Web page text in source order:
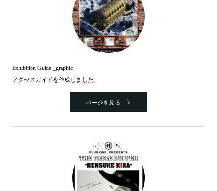
Exhibition Guide _graphic
アクセスガイドを作成しました。
ページを見る